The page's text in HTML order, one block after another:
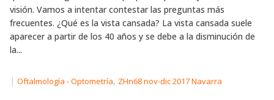
visión. Vamos a intentar contestar las preguntas más
frecuentes. ¿Qué es la vista cansada? La vista cansada suele
aparecer a partir de los 40 años y se debe a la disminución de
la...
| Oftalmología - Optometría, ZHn68 nov-dic 2017 Navarra